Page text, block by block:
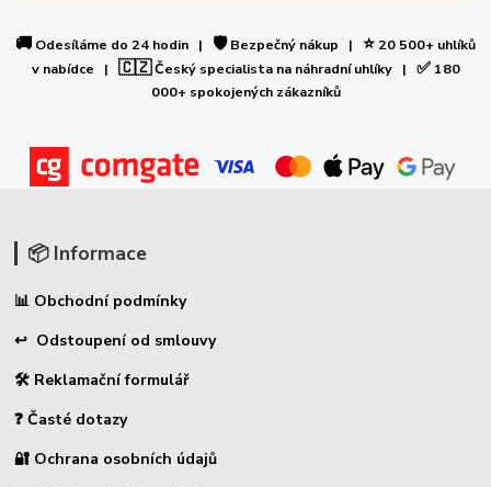
🚚 Odesíláme do 24 hodin | 🛡️Bezpečný nákup | ⭐20 500+ uhlíků
v nabídce | 🇨🇿Český specialista na náhradní uhlíky | ✅180
000+ spokojených zákazníků
📦 Informace
📊 Obchodní podmínky
↩ Odstoupení od smlouvy
🛠 Reklamační formulář
❓ Časté dotazy
🔐 Ochrana osobních údajů